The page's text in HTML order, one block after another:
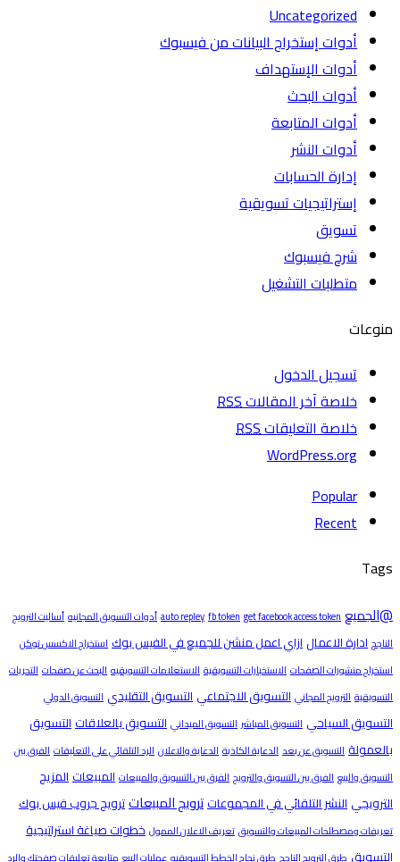
Uncategorized
أدوات إستخراج البيانات من فيسبوك
أدوات الإستهداف
أدوات البحث
أدوات المتابعة
أدوات النشر
إدارة الحسابات
إستراتيجيات تسويقية
تسويق
شرح فيسبوك
متطلبات التشغيل
منوعات
تسجيل الدخول
خلاصة آخر المقالاتRSS
خلاصة التعليقاتRSS
WordPress.org
Popular
Recent
Tags
@الجميع auto repley fb token get facebook access token أدوات التسويق المجانيه أساليت الترويج
الناجح ادارة الاعمال ازاي اعمل منشن للجميع في الفيس بوك استخراج الاكسس توكن
استخراج منشورات الصفحات الاستخبارات التسويقية الاستعلامات التسويقيه البحث عن صفحات التحريات
التسويقية الترويج المجاني التسويق الاجتماعي التسويق التقليدي التسويق الدولي
التسويق السياحي التسويق المباشر التسويق الميداني التسويق بالعلاقات التسويق
بالعمولة التسويق عن بعد الدعاية الكاذبة الدعاية والاعلان الرد التلقائي على التعليقات الفرق بين
التسويق والبيع الفرق بين التسويق والترويج الفرق بين التسويق والمبيعات المبيعات المزيج
الترويجي النشر التلقائي في المجموعات ترويج المبيعاتترويج جروب فيس بوك
تعريفات ومصطلحات المبيعات والتسويق تعريف الاعلان الممول خطوات صياغة استراتيجية
التسويق طرق الترويج الناجح طرق نجاح الخطط التسويقيه عمليات البيع متابعة تعليقات صفحتك والرد